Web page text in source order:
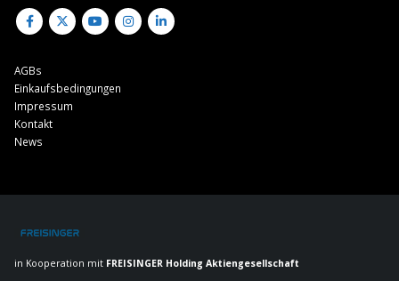
AGBs
Einkaufsbedingungen
Impressum
Kontakt
News
in Kooperation mit FREISINGER Holding Aktiengesellschaft